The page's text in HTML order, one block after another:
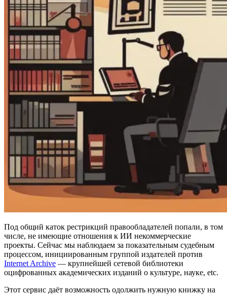
Под общий каток рестрикций правообладателей попали, в том
числе, не имеющие отношения к ИИ некоммерческие
проекты. Сейчас мы наблюдаем за показательным судебным
процессом, инициированным группой издателей против
Internet Archive — крупнейшей сетевой библиотеки
оцифрованных академических изданий о культуре, науке, etc.
Этот сервис даёт возможность одолжить нужную книжку на